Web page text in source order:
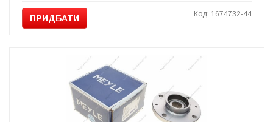
ПРИДБАТИ Код: 1674732-44